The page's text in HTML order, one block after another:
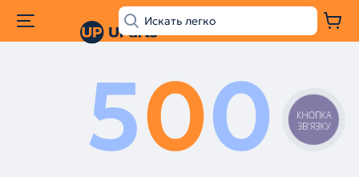
500
КНОПКА
ЗВ'ЯЗКУ